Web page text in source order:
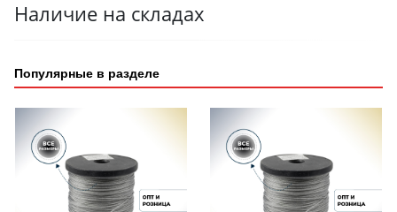
Наличие на складах
Популярные в разделе